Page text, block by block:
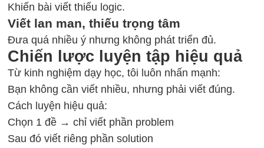
Khiến bài viết thiếu logic.
Viết lan man, thiếu trọng tâm
Đưa quá nhiều ý nhưng không phát triển đủ.
Chiến lược luyện tập hiệu quả
Từ kinh nghiệm dạy học, tôi luôn nhấn mạnh:
Bạn không cần viết nhiều, nhưng phải viết đúng.
Cách luyện hiệu quả:
Chọn 1 đề → chỉ viết phần problem
Sau đó viết riêng phần solution